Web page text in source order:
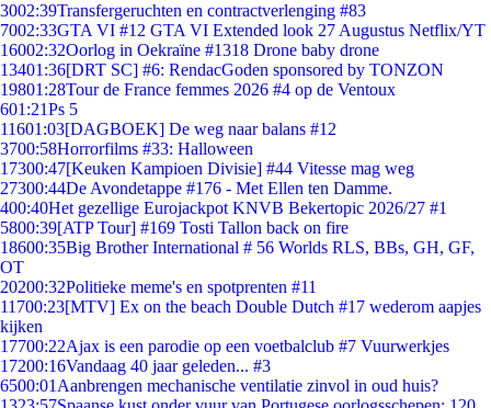
3002:39Transfergeruchten en contractverlenging #83
7002:33GTA VI #12 GTA VI Extended look 27 Augustus Netflix/YT
16002:32Oorlog in Oekraïne #1318 Drone baby drone
13401:36[DRT SC] #6: RendacGoden sponsored by TONZON
19801:28Tour de France femmes 2026 #4 op de Ventoux
601:21Ps 5
11601:03[DAGBOEK] De weg naar balans #12
3700:58Horrorfilms #33: Halloween
17300:47[Keuken Kampioen Divisie] #44 Vitesse mag weg
27300:44De Avondetappe #176 - Met Ellen ten Damme.
400:40Het gezellige Eurojackpot KNVB Bekertopic 2026/27 #1
5800:39[ATP Tour] #169 Tosti Tallon back on fire
18600:35Big Brother International # 56 Worlds RLS, BBs, GH, GF,
OT
20200:32Politieke meme's en spotprenten #11
11700:23[MTV] Ex on the beach Double Dutch #17 wederom aapjes
kijken
17700:22Ajax is een parodie op een voetbalclub #7 Vuurwerkjes
17200:16Vandaag 40 jaar geleden... #3
6500:01 Aanbrengen mechanische ventilatie zinvol in oud huis?